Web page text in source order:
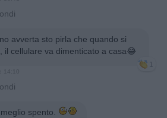
avverta sto pirla che quando si
il cellulare va dimenticato a casa😂
1
14:10
spento.